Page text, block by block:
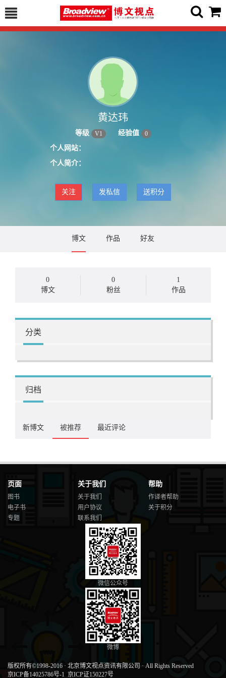
黄达玮
等级 V1 经验值 0
个人网站：
个人简介：
关注 发私信 送积分
博文 作品 好友
0
博文
0
粉丝
1
作品
分类
归档
新博文 被推荐 最近评论
页面
图书
电子书
专题
关于我们
关于我们
用户协议
联系我们
帮助
作译者帮助
关于积分
微信公众号
微博
版权所有©1998-2016 · 北京博文视点资讯有限公司 · All Rights Reserved
京ICP备14025786号-1 京ICP证150227号